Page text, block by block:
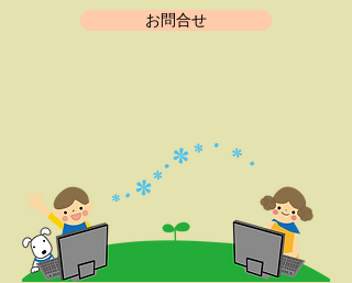
お問合せ